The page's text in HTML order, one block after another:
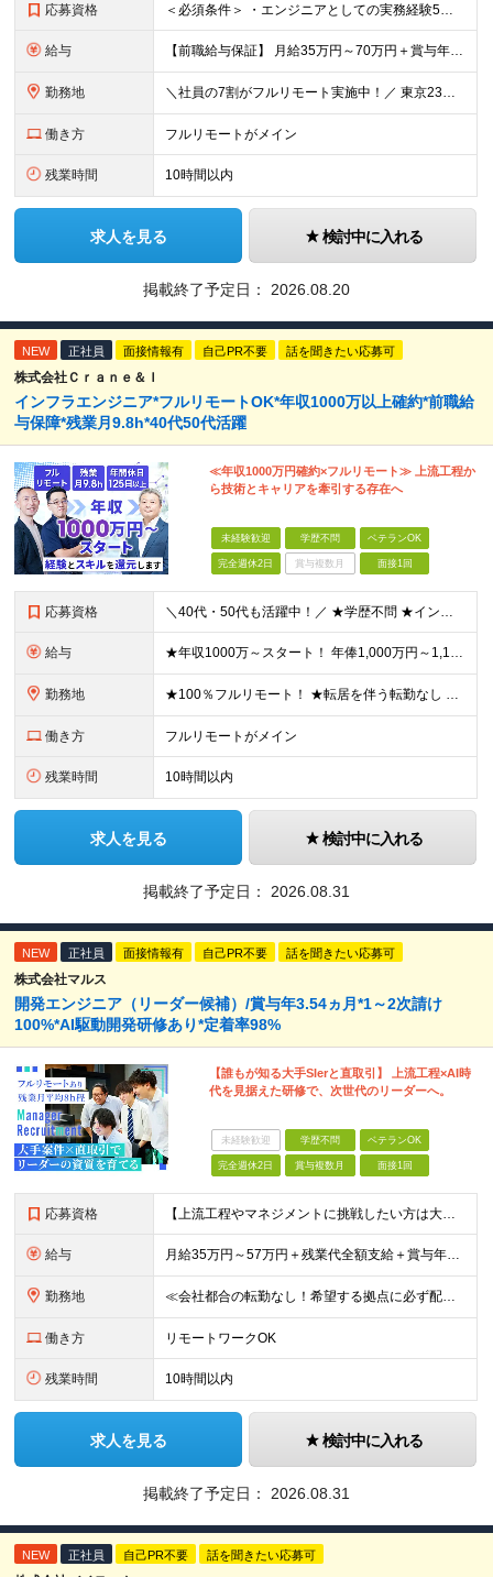
応募資格 ＜必須条件＞ ・エンジニアとしての実務経験5年以上 ＜尚可条件＞ ・PM、PL経験 ・後輩指導やチームリーダーなど、何らかのリード経験 ※リーダー未経験の方のご応募も大歓迎です！ポテンシャル採用を
給与 【前職給与保証】 月給35万円～70万円＋賞与年2回＋各種手当 ※前職の給与・スキル・経験を考慮の上、決定いたします。 ※月給には固定残業代（月30時間分／5万円～10万円）を含みます。超過分は別途
勤務地 ＼社員の7割がフルリモート実施中！／ 東京23区内など1都3県を中心としたプロジェクト先での勤務となります。 ※勤務地は希望を考慮します ≪本社≫ 東京都渋谷区恵比寿南1丁目3番7号 隅越ビル5階
働き方 フルリモートがメイン
残業時間 10時間以内
求人を見る 検討中に入れる
掲載終了予定日： 2026.08.20
NEW 正社員 面接情報有 自己PR不要 話を聞きたい応募可
株式会社Ｃｒａｎｅ＆Ｉ
インフラエンジニア*フルリモートOK*年収1000万以上確約*前職給
与保障*残業月9.8h*40代50代活躍
≪年収1000万円確約×フルリモート≫ 上流工程か
ら技術とキャリアを牽引する存在へ
未経験歓迎 学歴不問 ベテランOK
完全週休2日 賞与複数月 面接1回
応募資格 ＼40代・50代も活躍中！／ ★学歴不問 ★インフラエンジニアの経験を5年以上お持ちの方 ≪こんな方にピッタリです！≫ ◎自身の市場価値を正当に評価してほしい ◎今より年収をアップさせたい ◎多彩な
給与 ★年収1000万～スタート！ 年俸1,000万円～1,162万8,000円（12分割） ※経験・スキルを考慮の上決定します ※上記金額には固定残業代（月30h分・158,400円～184,000円
勤務地 ★100％フルリモート！ ★転居を伴う転勤なし 本社またはプロジェクト先にて勤務いただきます！ ※プロジェクト先は一都三県及び23区内がメイン 【本社】 東京都新宿区神楽坂1-2 研究社英語センタ
働き方 フルリモートがメイン
残業時間 10時間以内
求人を見る 検討中に入れる
掲載終了予定日： 2026.08.31
NEW 正社員 面接情報有 自己PR不要 話を聞きたい応募可
株式会社マルス
開発エンジニア（リーダー候補）/賞与年3.54ヵ月*1～2次請け
100%*AI駆動開発研修あり*定着率98%
【誰もが知る大手SIerと直取引】 上流工程×AI時
代を見据えた研修で、次世代のリーダーへ。
未経験歓迎 学歴不問 ベテランOK
完全週休2日 賞与複数月 面接1回
応募資格 【上流工程やマネジメントに挑戦したい方は大歓迎です！】 ★開発エンジニアとしての実務経験をお持ちの方 ★上記に加え、下記いずれかに該当する方 ・チームのリーダー／サブリーダーの経験をお持ちの方 ・教育
給与 月給35万円～57万円＋残業代全額支給＋賞与年3.45ヵ月(リーダー経験者) 月給32万円～43万円＋残業代全額支給＋賞与年3.45ヵ月(実務経験者) 入社時想定年収： 490万円～798万円(リー
勤務地 ≪会社都合の転勤なし！希望する拠点に必ず配属します。新潟Uターン・Iターン大歓迎！≫ 首都圏(東京、神奈川、千葉、埼玉)または新潟市、長岡市周辺のお客様先または各拠点での勤務となります。 ■東京支社
働き方 リモートワークOK
残業時間 10時間以内
求人を見る 検討中に入れる
掲載終了予定日： 2026.08.31
NEW 正社員 自己PR不要 話を聞きたい応募可